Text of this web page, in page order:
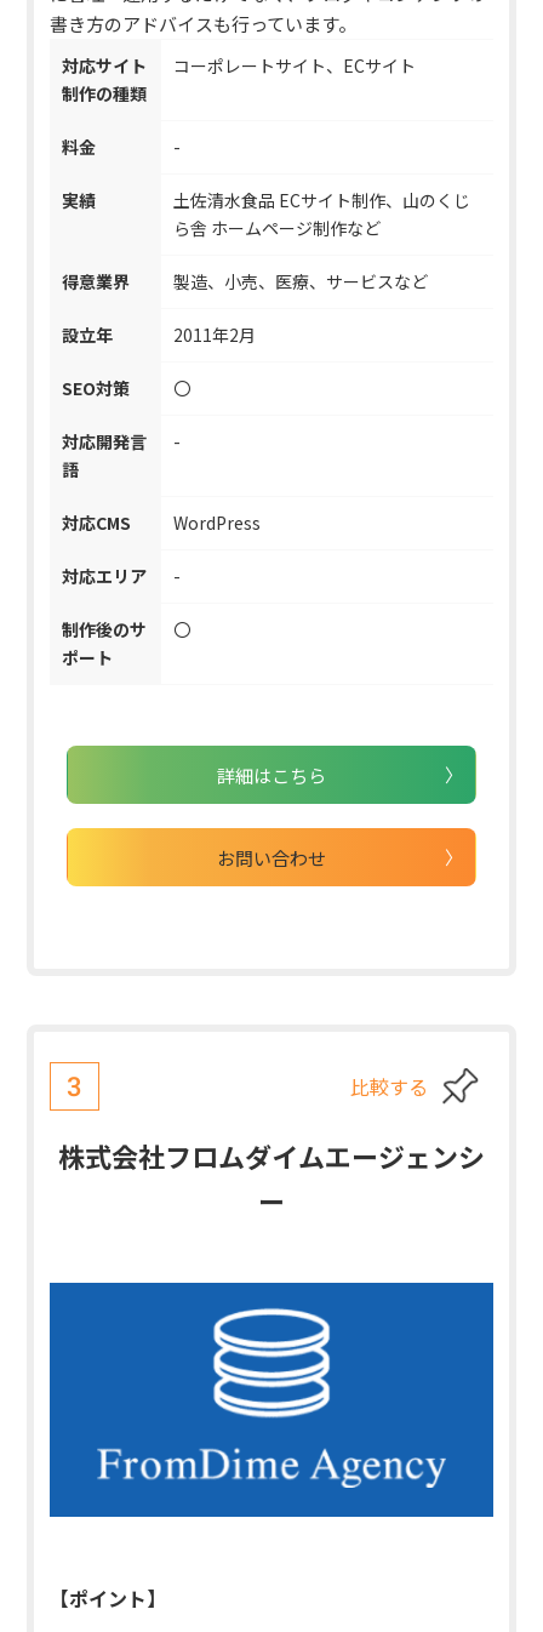
書き方のアドバイスも行っています。
対応サイト
制作の種類
コーポレートサイト、ECサイト
料金 -
実績
土佐清水食品 ECサイト制作、山のくじ
ら舎 ホームページ制作など
得意業界 製造、小売、医療、サービスなど
設立年 2011年2月
SEO対策 〇
対応開発言
語
-
対応CMS WordPress
対応エリア -
制作後のサ
ポート
〇
詳細はこちら
お問い合わせ
3 比較する
株式会社フロムダイムエージェンシ
ー
【ポイント】